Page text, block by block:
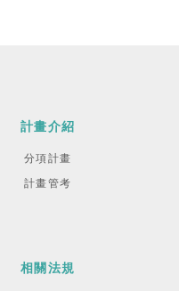
計畫介紹
分項計畫
計畫管考
相關法規